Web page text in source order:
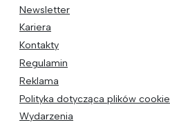
Newsletter
Kariera
Kontakty
Regulamin
Reklama
Polityka dotycząca plików cookie
Wydarzenia